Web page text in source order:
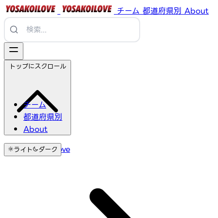
チーム 都道府県別 About
チーム
都道府県別
About
ライト ダーク
トップにスクロール
YosakoiLove